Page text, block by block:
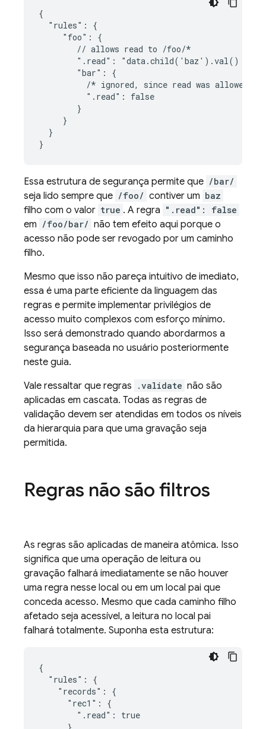
{
  "rules": {
     "foo": {
        // allows read to /foo/*
".read": "data.child('baz').val() ===
        "bar": {
/* ignored, since read was allowed
          ".read": false
        }
     }
  }
}
Essa estrutura de segurança permite que /bar/
seja lido sempre que /foo/ contiver um baz
filho com o valor true . A regra ".read": false
em /foo/bar/ não tem efeito aqui porque o
acesso não pode ser revogado por um caminho
filho.
Mesmo que isso não pareça intuitivo de imediato,
essa é uma parte eficiente da linguagem das
regras e permite implementar privilégios de
acesso muito complexos com esforço mínimo.
Isso será demonstrado quando abordarmos a
segurança baseada no usuário posteriormente
neste guia.
Vale ressaltar que regras
.validate não são
aplicadas em cascata. Todas as regras de
validação devem ser atendidas em todos os níveis
da hierarquia para que uma gravação seja
permitida.
Regras não são filtros
As regras são aplicadas de maneira atômica. Isso
significa que uma operação de leitura ou
gravação falhará imediatamente se não houver
uma regra nesse local ou em um local pai que
conceda acesso. Mesmo que cada caminho filho
afetado seja acessível, a leitura no local pai
falhará totalmente. Suponha esta estrutura:
{
  "rules": {
    "records": {
      "rec1": {
        ".read": true